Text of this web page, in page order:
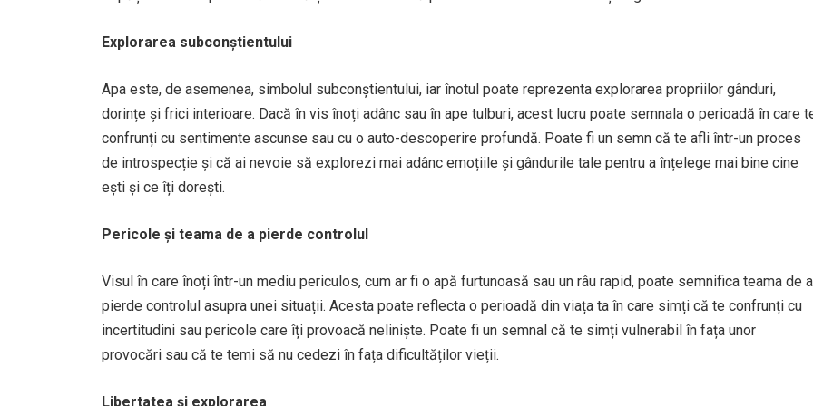
Explorarea subconștientului
Apa este, de asemenea, simbolul subconștientului, iar înotul poate reprezenta explorarea propriilor gânduri,
dorințe și frici interioare. Dacă în vis înoți adânc sau în ape tulburi, acest lucru poate semnala o perioadă în care
confrunți cu sentimente ascunse sau cu o auto-descoperire profundă. Poate fi un semn că te afli într-un proces
de introspecție și că ai nevoie să explorezi mai adânc emoțiile și gândurile tale pentru a înțelege mai bine cine
ești și ce îți dorești.
Pericole și teama de a pierde controlul
Visul în care înoți într-un mediu periculos, cum ar fi o apă furtunoasă sau un râu rapid, poate semnifica teama de a
pierde controlul asupra unei situații. Acesta poate reflecta o perioadă din viața ta în care simți că te confrunți cu
incertitudini sau pericole care îți provoacă neliniște. Poate fi un semnal că te simți vulnerabil în fața unor
provocări sau că te temi să nu cedezi în fața dificultăților vieții.
Libertatea și explorarea